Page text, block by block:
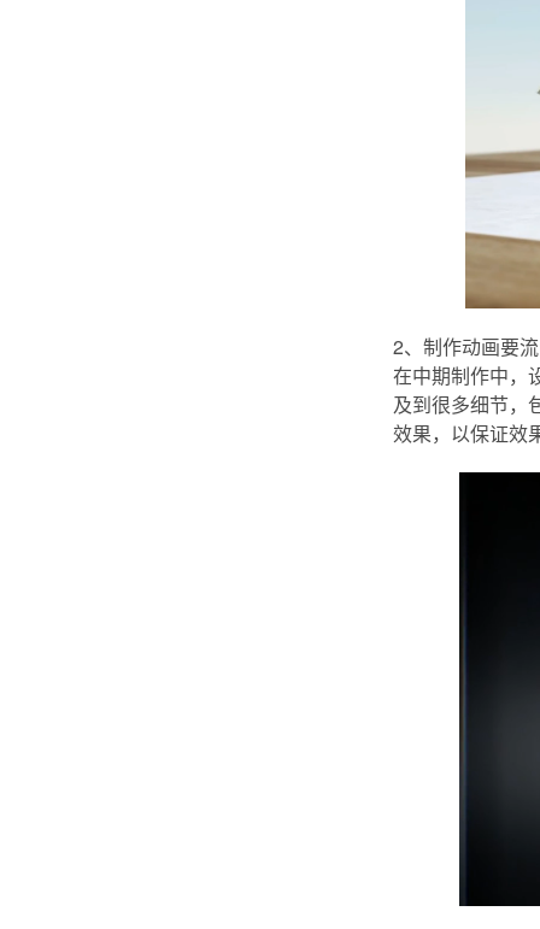
2、制作动画要
在中期制作中，
及到很多细节，
效果，以保证效